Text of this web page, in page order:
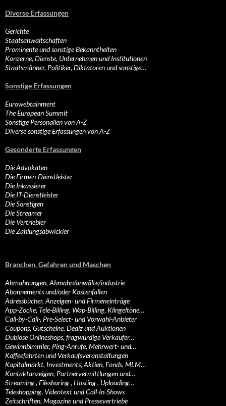
Diverse Erfassungen
Gerichte
Staatsanwaltschaften
Prominente und sonstige Bekanntheiten
Konzerne, Dienste, Unternehmen und Institutionen
Staatsmänner, Politiker, Diktatoren und sonstige…
Sonstige Erfassungen
Eurowebtainment
The European Summit
Sonstige Personalien von A-Z
Diverse sonstige Erfassungen von A-Z
Gesonderte Erfassungen
Die Advokaten
Die Firmen-Dienstleister
Die Inkassierer
Die IT-Dienstleister
Die Sonstigen
Die Streamer
Die Vertriebler
Die Zahlungsabwickler
Branchen, Gefahren und Maschen
Abmahnungen, Abmahn/anwälte/industrie
Abonnements und/oder Kostenfallen
Adressbücher, Anzeigen- und Firmeneinträge
App-Zocke, Tele-Billing, Wap-Billing, Klingeltöne…
Call-by-Call-, Pre-Select- und Vorwahl-Anbieter
Coupons, Gutscheine, Dealz und Auktionen
Dubiose Onlineshops, fragwürdige Verkäufer…
Gewinnbimmler, Ping-Anrufe, Mehrwert- und…
Kaffeefahrten und Verkaufsveranstaltungen
Kapitalmarkt, Investments, Aktien, Fonds, MLM…
Kontaktanzeigen, Partnervermittlungen und…
Streaming-, Filesharing-, Hosting-, Uploading…
Teleshopping, Videotext und Call-In-Shows
Zeitschriften, Magazine und Pressevertriebe